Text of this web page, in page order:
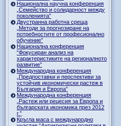
Национална научна конференция
„Семейство и солидарност между
поколенията”
Двустранна работна среща
„Методи за прогнозиране на
потребностите от професионално
обучение”
Национална конференция
“Фокусиран анализ на
характеристиките на регионалното
развитие”
Международна конференция
„Предпоставки и перспективи за
устойчив икономически растеж в
България и Европа”
Международна конференция
„Растеж или рецесия за Европа и
българската икономика през 2012
г.”
Кръгла маса с международно